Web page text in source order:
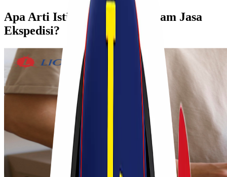
Apa Arti Istilah Unboxing Dalam Jasa
Ekspedisi?